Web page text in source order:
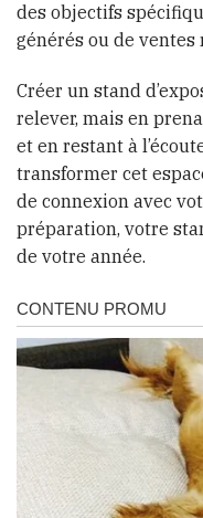
des objectifs
générés ou de ventes
Créer un stand
relever, mais en
et en restant à
transformer cet
de connexion avec
préparation, votre
de votre année.